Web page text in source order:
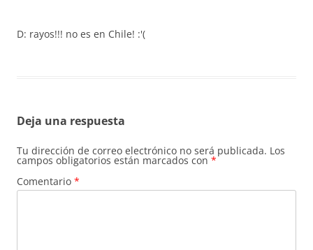
D: rayos!!! no es en Chile! :'(
Deja una respuesta
Tu dirección de correo electrónico no será publicada. Los
campos obligatorios están marcados con *
Comentario *